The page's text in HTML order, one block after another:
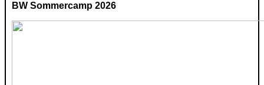
BW Sommercamp 2026